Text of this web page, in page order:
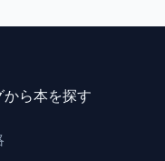
から本を探す